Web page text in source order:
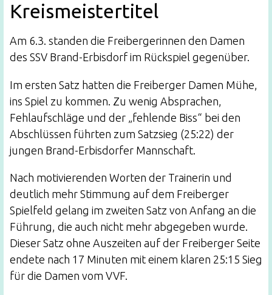
Kreismeistertitel
Am 6.3. standen die Freibergerinnen den Damen
des SSV Brand-Erbisdorf im Rückspiel gegenüber.
Im ersten Satz hatten die Freiberger Damen Mühe,
ins Spiel zu kommen. Zu wenig Absprachen,
Fehlaufschläge und der „fehlende Biss“ bei den
Abschlüssen führten zum Satzsieg (25:22) der
jungen Brand-Erbisdorfer Mannschaft.
Nach motivierenden Worten der Trainerin und
deutlich mehr Stimmung auf dem Freiberger
Spielfeld gelang im zweiten Satz von Anfang an die
Führung, die auch nicht mehr abgegeben wurde.
Dieser Satz ohne Auszeiten auf der Freiberger Seite
endete nach 17 Minuten mit einem klaren 25:15 Sieg
für die Damen vom VVF.